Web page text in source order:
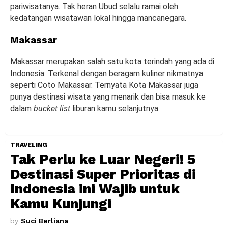
pariwisatanya. Tak heran Ubud selalu ramai oleh
kedatangan wisatawan lokal hingga mancanegara.
Makassar
Makassar merupakan salah satu kota terindah yang ada di
Indonesia. Terkenal dengan beragam kuliner nikmatnya
seperti Coto Makassar. Ternyata Kota Makassar juga
punya destinasi wisata yang menarik dan bisa masuk ke
dalam bucket list liburan kamu selanjutnya.
TRAVELING
Tak Perlu ke Luar Negeri! 5
Destinasi Super Prioritas di
Indonesia ini Wajib untuk
Kamu Kunjungi
by Suci Berliana